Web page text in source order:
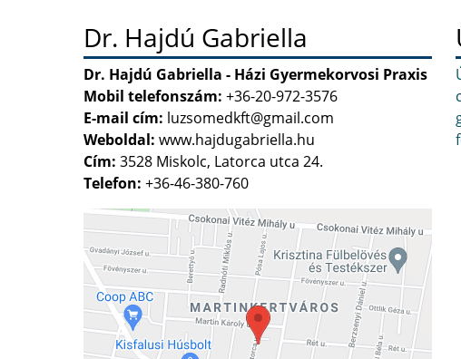
Dr. Hajdú Gabriella
Dr. Hajdú Gabriella - Házi Gyermekorvosi Praxis
Mobil telefonszám: +36-20-972-3576
E-mail cím: luzsomedkft@gmail.com
Weboldal: www.hajdugabriella.hu
Cím: 3528 Miskolc, Latorca utca 24.
Telefon: +36-46-380-760